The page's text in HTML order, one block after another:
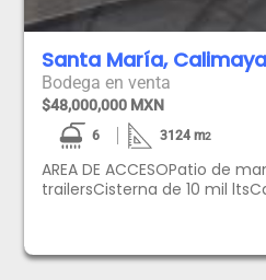
Santa María, Calimaya
Bodega en venta
$48,000,000 MXN
6 3124m2
AREA DE ACCESOPatio de
trailersCisterna de 10 mil
1/2 bañoAcceso
NAVESala de esperaArea
baño Area de
Hombres con 4 regaderas,